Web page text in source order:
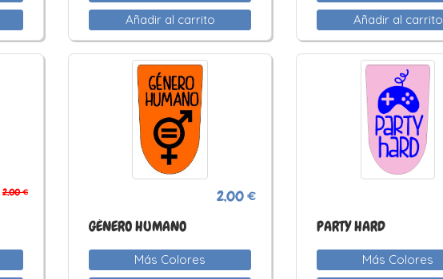
Añadir al carrito
Añadir al carrito
2,00 €
2,00 €
GÉNERO HUMANO
Más Colores
PARTY HARD
Más Colores